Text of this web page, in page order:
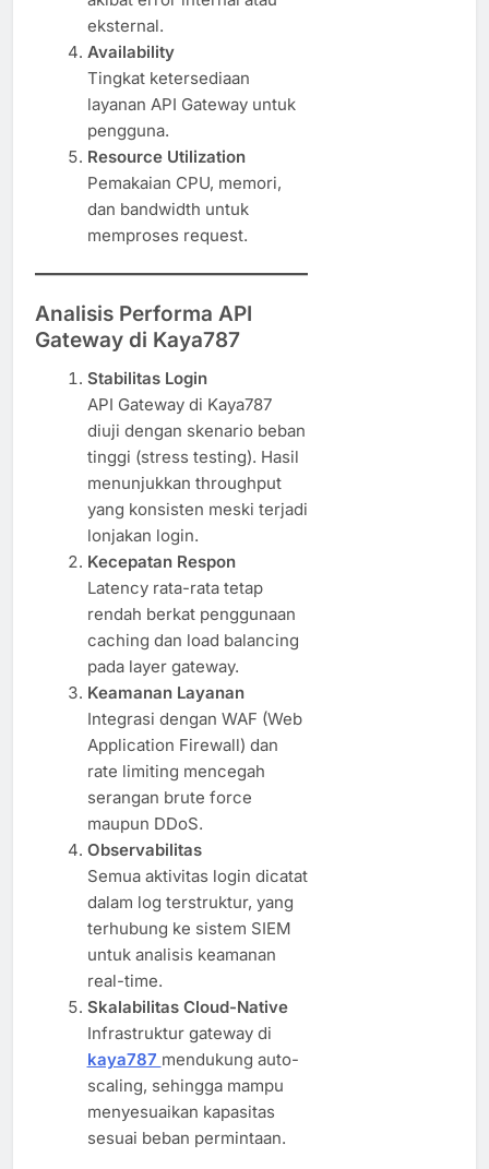
eksternal.
Availability
Tingkat ketersediaan
layanan API Gateway untuk
pengguna.
Resource Utilization
Pemakaian CPU, memori,
dan bandwidth untuk
memproses request.
Analisis Performa API
Gateway di Kaya787
Stabilitas Login
API Gateway di Kaya787
diuji dengan skenario beban
tinggi (stress testing). Hasil
menunjukkan throughput
yang konsisten meski terjadi
lonjakan login.
Kecepatan Respon
Latency rata-rata tetap
rendah berkat penggunaan
caching dan load balancing
pada layer gateway.
Keamanan Layanan
Integrasi dengan WAF (Web
Application Firewall) dan
rate limiting mencegah
serangan brute force
maupun DDoS.
Observabilitas
Semua aktivitas login dicatat
dalam log terstruktur, yang
terhubung ke sistem SIEM
untuk analisis keamanan
real-time.
Skalabilitas Cloud-Native
Infrastruktur gateway di
kaya787 mendukung auto-
scaling, sehingga mampu
menyesuaikan kapasitas
sesuai beban permintaan.